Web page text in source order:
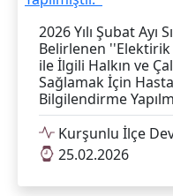
2026 Yılı Şubat Ayı
Belirlenen
ile İlgili Halkın ve
Sağlamak İçin
Bilgilendirme
Kurşunlu İlçe
25.02.2026